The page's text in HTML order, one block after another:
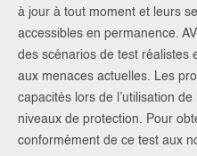
à jour à tout moment et leurs
accessibles en permanence.
des scénarios de test réalistes
aux menaces actuelles. Les
capacités lors de l’utilisation
niveaux de protection. Pour
conformément de ce test aux